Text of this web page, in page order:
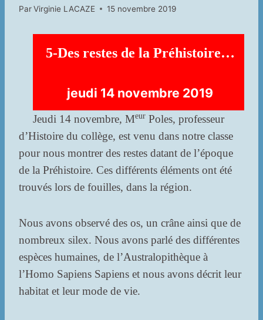
ParVirginie LACAZE 15 novembre 2019
5-Des restes de la Préhistoire…
jeudi 14 novembre 2019
Jeudi 14 novembre, Meur Poles, professeur
d’Histoire du collège, est venu dans notre classe
pour nous montrer des restes datant de l’époque
de la Préhistoire. Ces différents éléments ont été
trouvés lors de fouilles, dans la région.
Nous avons observé des os, un crâne ainsi que de
nombreux silex. Nous avons parlé des différentes
espèces humaines, de l’Australopithèque à
l’Homo Sapiens Sapiens et nous avons décrit leur
habitat et leur mode de vie.